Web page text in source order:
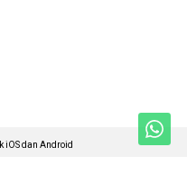
iOS dan Android